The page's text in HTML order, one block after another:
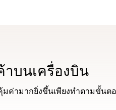
บนเครื่องบิน
ค่ามากยิ่งขึ้นเพียงทำตามขั้นต